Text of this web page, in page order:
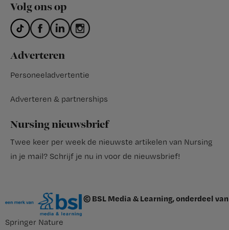
Volg ons op
Adverteren
Personeeladvertentie
Adverteren & partnerships
Nursing nieuwsbrief
Twee keer per week de nieuwste artikelen van Nursing
in je mail? Schrijf je nu in voor de nieuwsbrief!
© BSL Media & Learning, onderdeel van
Springer Nature